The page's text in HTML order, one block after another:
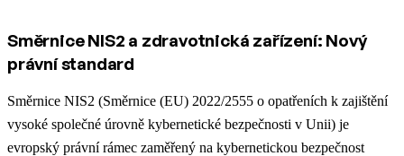
Směrnice NIS2 a zdravotnická zařízení: Nový
právní standard
Směrnice NIS2 (Směrnice (EU) 2022/2555 o opatřeních k zajištění
vysoké společné úrovně kybernetické bezpečnosti v Unii) je
evropský právní rámec zaměřený na kybernetickou bezpečnost